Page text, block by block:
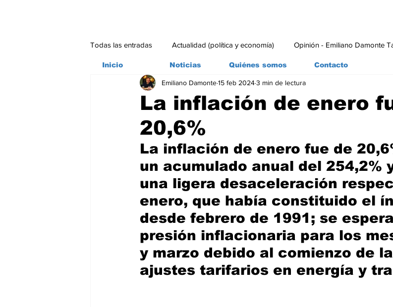
Todas las entradas Actualidad (política y economía) Opinión - Emiliano Damonte
Ambiente Editorial Economía y Producción
La inflación de enero
20,6%
Emiliano Damonte15 feb 20243 min de lectura
La inflación de enero fue de
un acumulado anual del 254,2%
una ligera desaceleración
enero, que había constituido el
desde febrero de 1991; se
presión inflacionaria para los
y marzo debido al comienzo de
ajustes tarifarios en energía y
Inicio Noticias Quiénes somos Contacto